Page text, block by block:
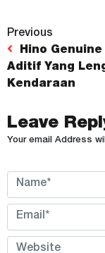
Previous
Hino Genuine
Aditif Yang
Kendaraan
Leave
Your email Address